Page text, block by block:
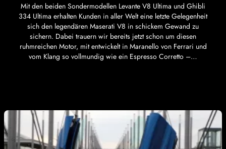
Mit den beiden Sondermodellen Levante V8 Ultima und Ghibli
334 Ultima erhalten Kunden in aller Welt eine letzte Gelegenheit
sich den legendären Maserati V8 in schickem Gewand zu
sichern. Dabei trauern wir bereits jetzt schon um diesen
ruhmreichen Motor, mit entwickelt in Maranello von Ferrari und
vom Klang so vollmundig wie ein Espresso Corretto –…